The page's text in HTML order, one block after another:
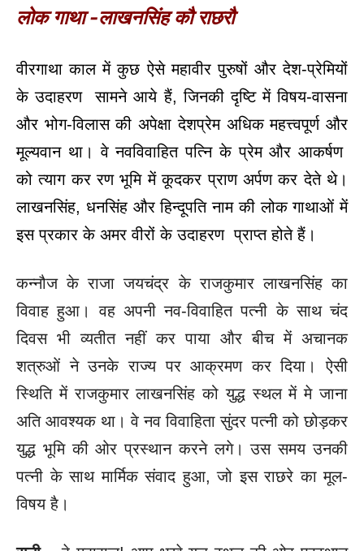
लोक गाथा -लाखनसिंह कौ राछरौ
वीरगाथा काल में कुछ ऐसे महावीर पुरुषों और देश-प्रेमियों
के उदाहरण सामने आये हैं, जिनकी दृष्टि में विषय-वासना
और भोग-विलास की अपेक्षा देशप्रेम अधिक महत्त्वपूर्ण और
मूल्यवान था। वे नवविवाहित पत्नि के प्रेम और आकर्षण
को त्याग कर रण भूमि में कूदकर प्राण अर्पण कर देते थे।
लाखनसिंह, धनसिंह और हिन्दूपति नाम की लोक गाथाओं में
इस प्रकार के अमर वीरों के उदाहरण प्राप्त होते हैं।
कन्नौज के राजा जयचंद्र के राजकुमार लाखनसिंह का
विवाह हुआ। वह अपनी नव-विवाहित पत्नी के साथ चंद
दिवस भी व्यतीत नहीं कर पाया और बीच में अचानक
शत्रुओं ने उनके राज्य पर आक्रमण कर दिया। ऐसी
स्थिति में राजकुमार लाखनसिंह को युद्ध स्थल में मे जाना
अति आवश्यक था। वे नव विवाहिता सुंदर पत्नी को छोड़कर
युद्ध भूमि की ओर प्रस्थान करने लगे। उस समय उनकी
पत्नी के साथ मार्मिक संवाद हुआ, जो इस राछरे का मूल-
विषय है।